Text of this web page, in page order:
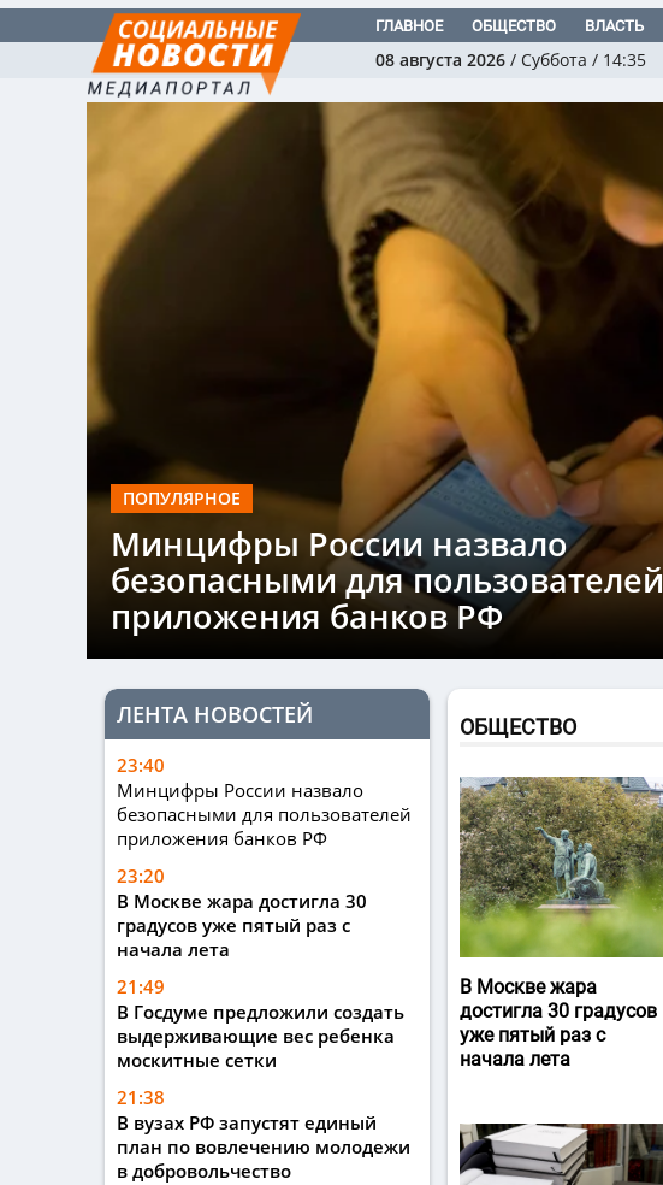
ГЛАВНОЕ ОБЩЕСТВО ВЛАСТЬ
08 августа 2026 / Суббота / 14:35
ПОПУЛЯРНОЕ
Минцифры России назвало
безопасными для пользователей
приложения банков РФ
ЛЕНТА НОВОСТЕЙ
23:40
Минцифры России назвало
безопасными для пользователей
приложения банков РФ
23:20
В Москве жара достигла 30
градусов уже пятый раз с
начала лета
21:49
В Госдуме предложили создать
выдерживающие вес ребенка
москитные сетки
21:38
В вузах РФ запустят единый
план по вовлечению молодежи
в добровольчество
ОБЩЕСТВО
В Москве жара
достигла 30 градусов
уже пятый раз с
начала лета